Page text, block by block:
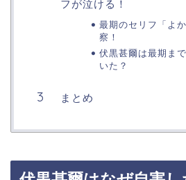
フが泣ける！
最期のセリフ「よ
察！
伏黒甚爾は最期ま
いた？
まとめ